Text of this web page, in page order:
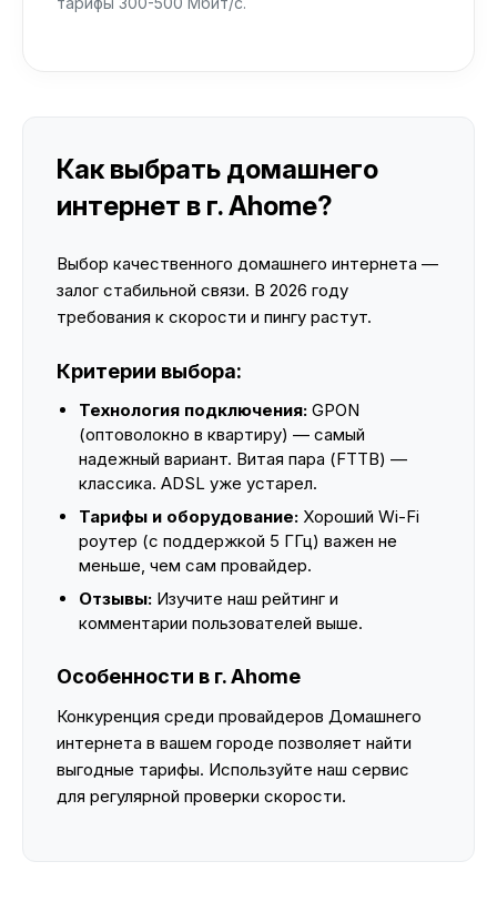
Как выбрать домашнего
интернет в г. Ahome?
Выбор качественного домашнего интернета —
залог стабильной связи. В 2026 году
требования к скорости и пингу растут.
Критерии выбора:
Технология подключения: GPON
(оптоволокно в квартиру) — самый
надежный вариант. Витая пара (FTTB) —
классика. ADSL уже устарел.
Тарифы и оборудование: Хороший Wi-Fi
роутер (с поддержкой 5 ГГц) важен не
меньше, чем сам провайдер.
Отзывы: Изучите наш рейтинг и
комментарии пользователей выше.
Особенности в г. Ahome
Конкуренция среди провайдеров Домашнего
интернета в вашем городе позволяет найти
выгодные тарифы. Используйте наш сервис
для регулярной проверки скорости.